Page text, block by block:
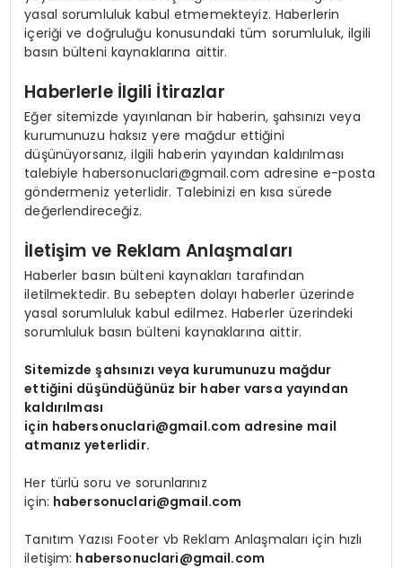
EKONOMI
MAGAZIN
DÜNYA
OTOMOBIL
yasal sorumluluk kabul etmemekteyiz. Haberlerin
içeriği ve doğruluğu konusundaki tüm sorumluluk, ilgili
basın bülteni kaynaklarına aittir.
Haberlerle İlgili İtirazlar
Eğer sitemizde yayınlanan bir haberin, şahsınızı veya
kurumunuzu haksız yere mağdur ettiğini
düşünüyorsanız, ilgili haberin yayından kaldırılması
talebiylehabersonuclari@gmail.com adresine e-posta
göndermeniz yeterlidir. Talebinizi en kısa sürede
değerlendireceğiz.
İletişim ve Reklam Anlaşmaları
Haberler basın bülteni kaynakları tarafından
iletilmektedir. Bu sebepten dolayı haberler üzerinde
yasal sorumluluk kabul edilmez. Haberler üzerindeki
sorumluluk basın bülteni kaynaklarına aittir.
Sitemizde şahsınızı veya kurumunuzu mağdur
ettiğini düşündüğünüz bir haber varsa yayından
kaldırılması
için habersonuclari@gmail.com adresine mail
atmanız yeterlidir.
Her türlü soru ve sorunlarınız
için: habersonuclari@gmail.com
Tanıtım Yazısı Footer vb Reklam Anlaşmaları için hızlı
iletişim: habersonuclari@gmail.com